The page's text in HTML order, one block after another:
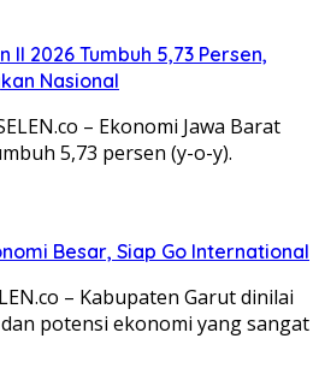
2026 Tumbuh 5,73 Persen,
Nasional
– Ekonomi Jawa Barat
5,73 persen (y-o-y).
Besar, Siap Go International
– Kabupaten Garut dinilai
potensi ekonomi yang sangat